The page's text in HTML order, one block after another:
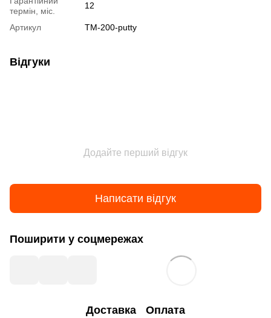
термін, міс.
12
Артикул TM-200-putty
Відгуки
Додайте перший відгук
Написати відгук
Поширити у соцмережах
Доставка Оплата